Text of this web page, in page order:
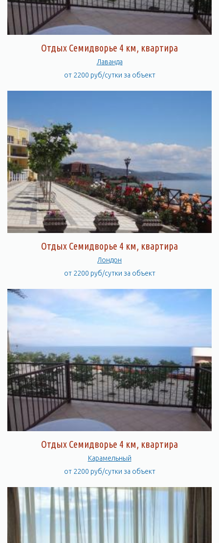
Отдых Семидворье 4 км, квартира
Лаванда
от 2200 руб/сутки за объект
Отдых Семидворье 4 км, квартира
Лондон
от 2200 руб/сутки за объект
Отдых Семидворье 4 км, квартира
Карамельный
от 2200 руб/сутки за объект